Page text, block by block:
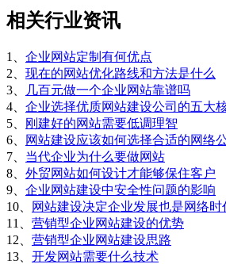
相关行业资讯
1、 企业网站定制有何优点
2、 现在的网站优化路线和方法是什么
3、
几百元做一个企业网站靠谱吗
4、 企业选择优质网站建设公司的五大
5、
刚建好的网站需要低调理智
6、
网站建设应该如何选择合适的网络
7、 当代企业为什么要做网站
8、 外贸网站如何设计才能够保住客户
9、 企业网站建设中安全性问题的影响
10、
网站建设决定企业发展也是网络
11、 营销型企业网站建设的优势
12、 营销型企业网站建设思路
13、 开发网站需要什么技术